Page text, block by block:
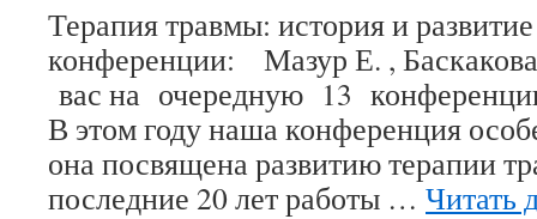
Терапия травмы: история и
конференции: Мазур Е. ,
вас на очередную 13
В этом году наша конференция
она посвящена развитию терапии
последние 20 лет работы … Читать